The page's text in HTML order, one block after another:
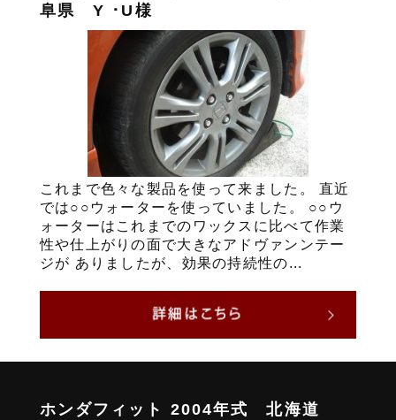
阜県 Y ･U様
これまで色々な製品を使って来ました。 直近
では○○ウォーターを使っていました。 ○○ウ
ォーターはこれまでのワックスに比べて作業
性や仕上がりの面で大きなアドヴァンンテー
ジが ありましたが、効果の持続性の...
ホンダフィット 2004年式 北海道